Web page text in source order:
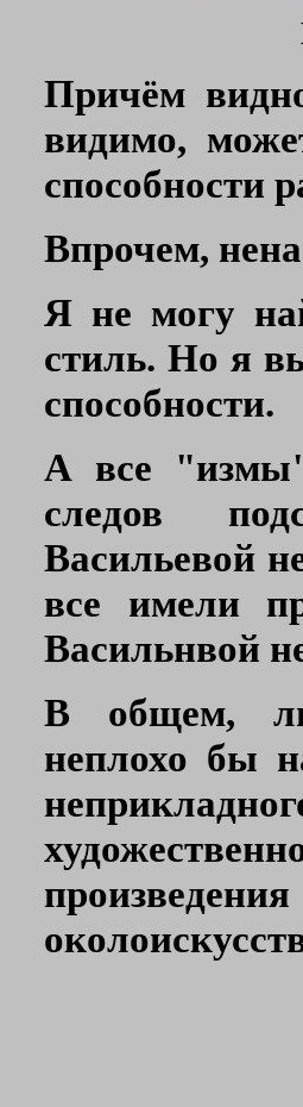
Причём
видимо,
способности
Впрочем,
Я не могу
стиль. Но я
способности.
А все
следов
Васильевой
все имели
Васильнвой
В общем,
неплохо бы